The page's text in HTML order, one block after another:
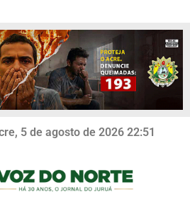
5 de agosto de 2026 22:51